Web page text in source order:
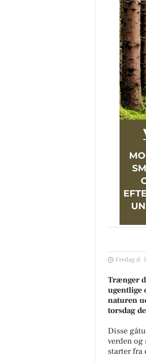
Fredag d.
Trænger
ugentlige
naturen
torsdag
Disse
verden og
starter fra